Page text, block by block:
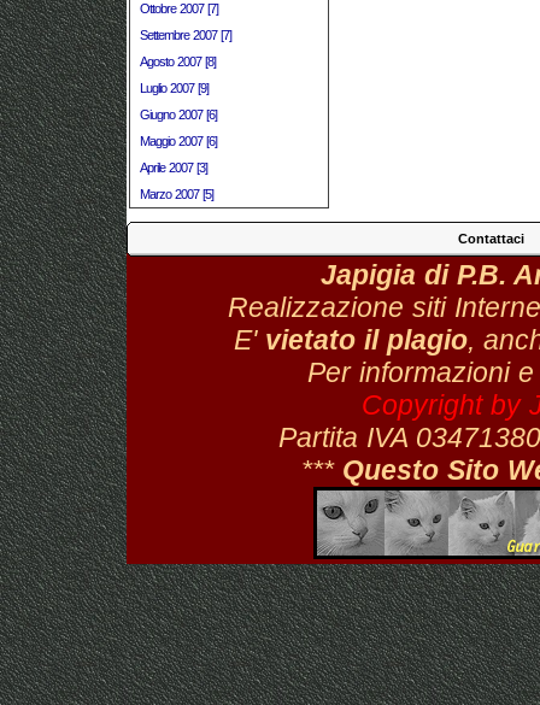
Ottobre 2007 [7]
Settembre 2007 [7]
Agosto 2007 [8]
Luglio 2007 [9]
Giugno 2007 [6]
Maggio 2007 [6]
Aprile 2007 [3]
Marzo 2007 [5]
Contattaci
Japigia di P.B.
Realizzazione siti
E' vietato il plagio,
Per informazioni
Copyright by
Partita IVA
*** Questo Sito